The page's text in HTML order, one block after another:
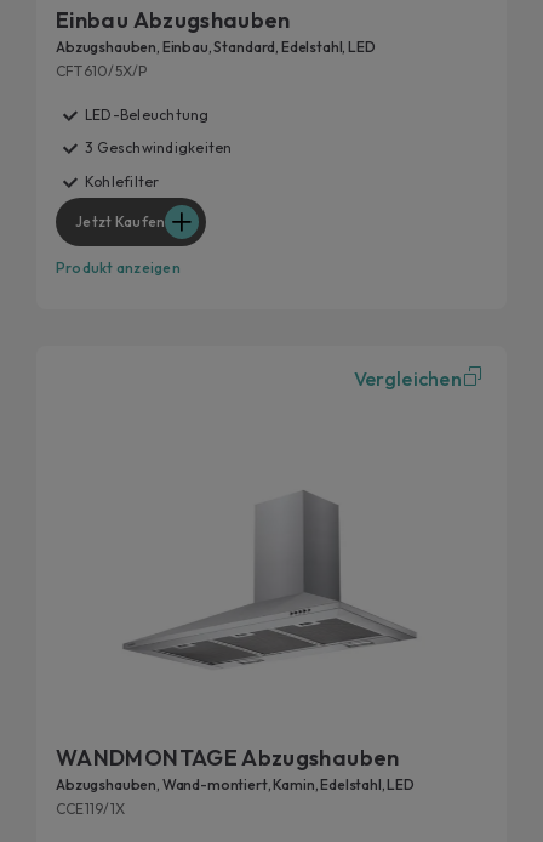
Einbau Abzugshauben
Abzugshauben, Einbau, Standard, Edelstahl, LED
CFT610/5X/P
LED-Beleuchtung
3 Geschwindigkeiten
Kohlefilter
Jetzt Kaufen
Produkt anzeigen
Vergleichen
WANDMONTAGE Abzugshauben
Abzugshauben, Wand-montiert, Kamin, Edelstahl, LED
CCE119/1X